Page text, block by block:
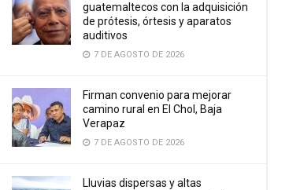
guatemaltecos con la adquisición
de prótesis, órtesis y aparatos
auditivos
7 DE AGOSTO DE 2026
Firman convenio para mejorar
camino rural en El Chol, Baja
Verapaz
7 DE AGOSTO DE 2026
Lluvias dispersas y altas